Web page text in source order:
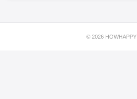
© 2026 HOWHAPPY